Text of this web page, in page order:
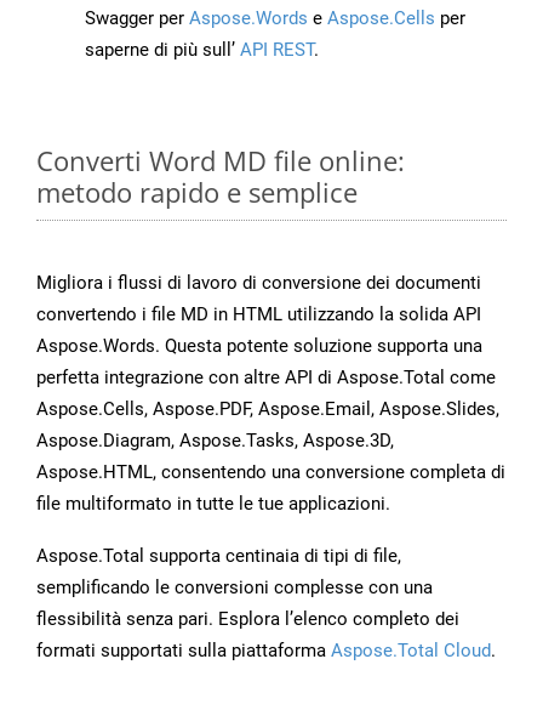
Swagger per Aspose.Words e Aspose.Cells per
saperne di più sull’ API REST.
Converti Word MD file online:
metodo rapido e semplice
Migliora i flussi di lavoro di conversione dei documenti
convertendo i file MD in HTML utilizzando la solida API
Aspose.Words. Questa potente soluzione supporta una
perfetta integrazione con altre API di Aspose.Total come
Aspose.Cells, Aspose.PDF, Aspose.Email, Aspose.Slides,
Aspose.Diagram, Aspose.Tasks, Aspose.3D,
Aspose.HTML, consentendo una conversione completa di
file multiformato in tutte le tue applicazioni.
Aspose.Total supporta centinaia di tipi di file,
semplificando le conversioni complesse con una
flessibilità senza pari. Esplora l’elenco completo dei
formati supportati sulla piattaforma Aspose.Total Cloud.